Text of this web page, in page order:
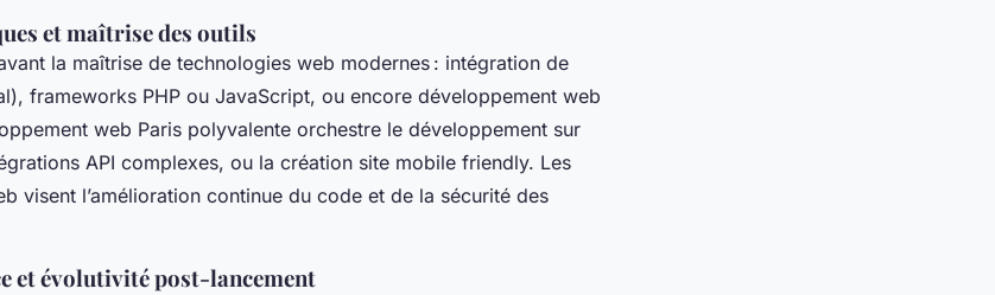
et maîtrise des outils
la maîtrise de technologies web modernes : intégration de
frameworks PHP ou JavaScript, ou encore développement web
web Paris polyvalente orchestre le développement sur
API complexes, ou la création site mobile friendly. Les
visent l’amélioration continue du code et de la sécurité des
et évolutivité post-lancement